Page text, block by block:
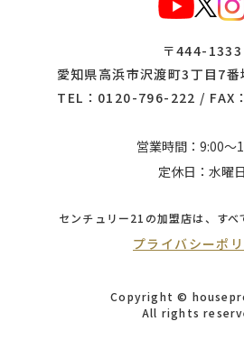
〒444-1333
愛知県高浜市沢渡町3丁目7
TEL： 0120-796-222 / FAX
営業時間：9:00～
定休日：水曜日
センチュリー21の加盟店は、 すべ
プライバシーポ
Copyright ©
All rights